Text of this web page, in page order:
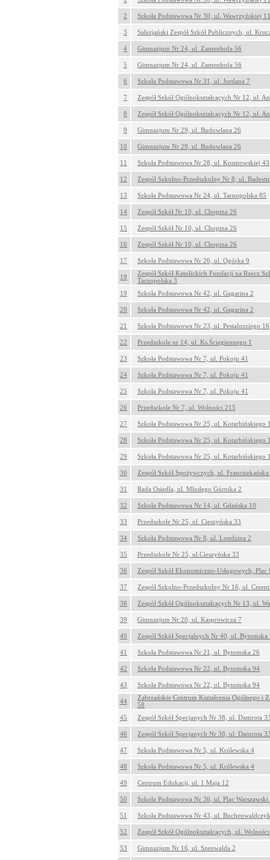
2 Szkoła Podstawowa Nr 30, ul. Wawrzyńskiej 11
3 Salezjański Zespół Szkół Publicznych, ul.
4 Gimnazjum Nr 24, ul. Zamenhofa 56
5 Gimnazjum Nr 24, ul. Zamenhofa 56
6 Szkoła Podstawowa Nr 31, ul. Jordana 7
7 Zespół Szkół Ogólnokształcących Nr 12, ul.
8 Zespół Szkół Ogólnokształcących Nr 12, ul.
9 Gimnazjum Nr 29, ul. Budowlana 26
10 Gimnazjum Nr 29, ul. Budowlana 26
11 Szkoła Podstawowa Nr 28, ul. Kosmowskiej 43
12 Zespół Szkolno-Przedszkolny Nr 8, ul.
13 Szkoła Podstawowa Nr 24, ul. Tarnopolska 85
14 Zespół Szkół Nr 10, ul. Chopina 26
15 Zespół Szkół Nr 10, ul. Chopina 26
16 Zespół Szkół Nr 10, ul. Chopina 26
17 Szkoła Podstawowa Nr 26, ul. Ogórka 9
18
Zespół Szkół Katolickich Fundacji na Rzecz
Tarnopolska 3
19
Szkoła Podstawowa Nr 42, ul. Gagarina 2
20 Szkoła Podstawowa Nr 42, ul. Gagarina 2
21 Szkoła Podstawowa Nr 23, ul. Pestalozziego 16
22 Przedszkole nr 14, ul. Ks.Ściegiennego 1
23 Szkoła Podstawowa Nr 7, ul. Pokoju 41
24 Szkoła Podstawowa Nr 7, ul. Pokoju 41
25 Szkoła Podstawowa Nr 7, ul. Pokoju 41
26 Przedszkole Nr 7, ul. Wolności 215
27 Szkoła Podstawowa Nr 25, ul. Kotarbińskiego
28 Szkoła Podstawowa Nr 25, ul. Kotarbińskiego
29 Szkoła Podstawowa Nr 25, ul. Kotarbińskiego
30 Zespół Szkół Spożywczych, ul.
31 Rada Osiedla, ul. Młodego Górnika 2
32 Szkoła Podstawowa Nr 14, ul. Gdańska 10
33 Przedszkole Nr 25, ul. Cieszyńska 33
34 Szkoła Podstawowa Nr 8, ul. Londzina 2
35 Przedszkole Nr 25, ul.Cieszyńska 33
36 Zespół Szkół Ekonomiczno-Usługowych,
37 Zespół Szkolno-Przedszkolny Nr 16, ul.
38 Zespół Szkół Ogólnokształcących Nr 13, ul.
39 Gimnazjum Nr 20, ul. Kasprowicza 7
40 Zespół Szkół Specjalnych Nr 40, ul. Bytomska
41 Szkoła Podstawowa Nr 21, ul. Bytomska 26
42 Szkoła Podstawowa Nr 22, ul. Bytomska 94
43 Szkoła Podstawowa Nr 22, ul. Bytomska 94
44
Zabrzańskie Centrum Kształcenia Ogólnego i
58
45
Zespół Szkół Specjanych Nr 38, ul. Damrota
46 Zespół Szkół Specjanych Nr 38, ul. Damrota
47 Szkoła Podstawowa Nr 5, ul. Królewska 4
48 Szkoła Podstawowa Nr 5, ul. Królewska 4
49 Centrum Edukacji, ul. 1 Maja 12
50 Szkoła Podstawowa Nr 36, ul. Plac Warszawski
51 Szkoła Podstawowa Nr 43, ul.
52 Zespół Szkół Ogólnokształcących, ul.
53 Gimnazjum Nr 16, ul. Szenwalda 2